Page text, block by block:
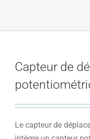
Capteur de
Le capteur de